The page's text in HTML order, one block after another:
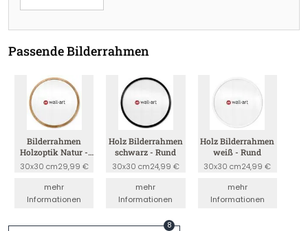
Passende Bilderrahmen
Bilderrahmen
Holzoptik Natur -
Rund
30x30 cm29,99 €
mehr
Informationen
Holz Bilderrahmen
schwarz - Rund
30x30 cm24,99 €
mehr
Informationen
Holz Bilderrahmen
weiß - Rund
30x30 cm24,99 €
mehr
Informationen
8